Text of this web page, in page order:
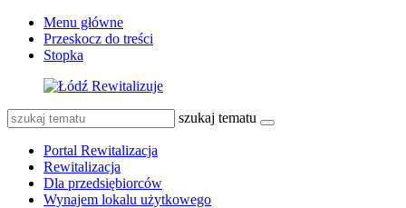
Menu główne
Przeskocz do treści
Stopka
szukaj tematu
Portal Rewitalizacja
Rewitalizacja
Dla przedsiębiorców
Wynajem lokalu użytkowego